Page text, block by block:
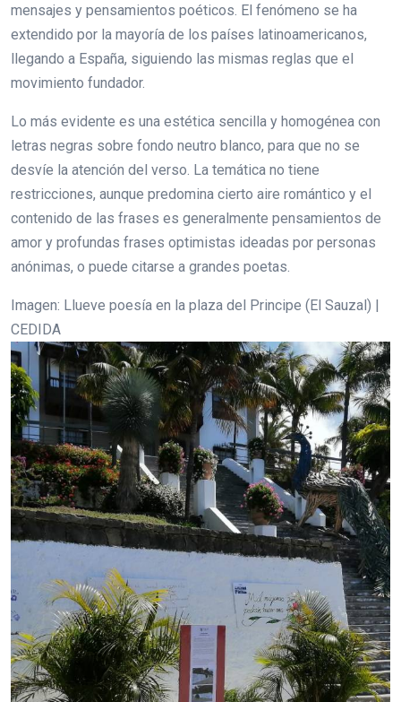
mensajes y pensamientos poéticos. El fenómeno se ha
extendido por la mayoría de los países latinoamericanos,
llegando a España, siguiendo las mismas reglas que el
movimiento fundador.
Lo más evidente es una estética sencilla y homogénea con
letras negras sobre fondo neutro blanco, para que no se
desvíe la atención del verso. La temática no tiene
restricciones, aunque predomina cierto aire romántico y el
contenido de las frases es generalmente pensamientos de
amor y profundas frases optimistas ideadas por personas
anónimas, o puede citarse a grandes poetas.
Imagen: Llueve poesía en la plaza del Principe (El Sauzal) |
CEDIDA